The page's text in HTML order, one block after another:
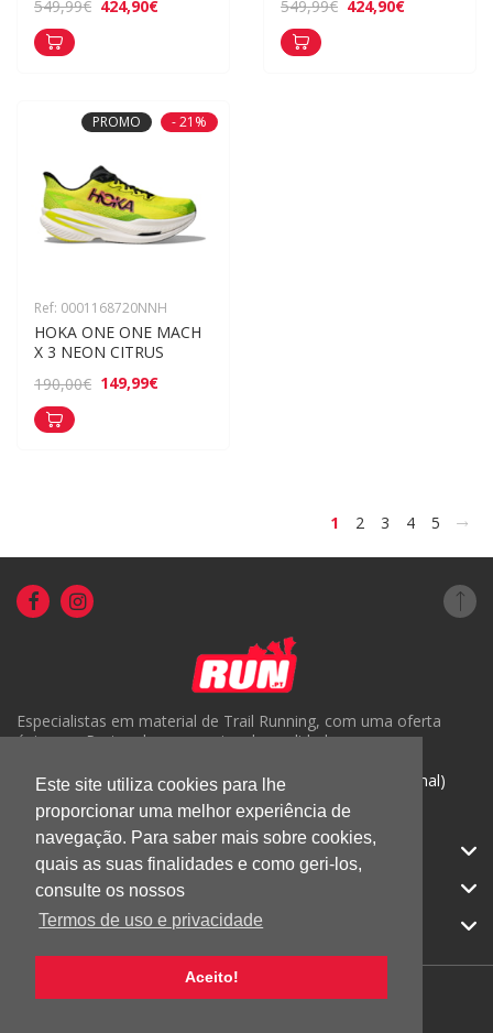
Este site utiliza cookies para lhe
proporcionar uma melhor experiência de
navegação. Para saber mais sobre cookies,
quais as suas finalidades e como geri-los,
consulte os nossos
Termos de uso e privacidade
Aceito!
549,99€ 424,90€
549,99€ 424,90€
PROMO - 21%
Ref: 0001168720NNH
HOKA ONE ONE MACH
X 3 NEON CITRUS
190,00€ 149,99€
1 2 3 4 5 >
Especialistas em material de Trail Running, com uma oferta
única em Portugal e um serviço de qualidade.
( +351) 918816191 (Chamada para rede móvel nacional)
geral@run.pt
RUN.PT
CATEGORIAS
APOIO AO CLIENTE
© 2026 RUN |Todos os direitos reservados.